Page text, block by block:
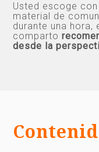
Usted escoge
material de
durante una hora,
comparto
desde la